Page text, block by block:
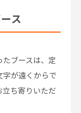
ス
ブースは、定
字が遠くからで
ち寄りいただ